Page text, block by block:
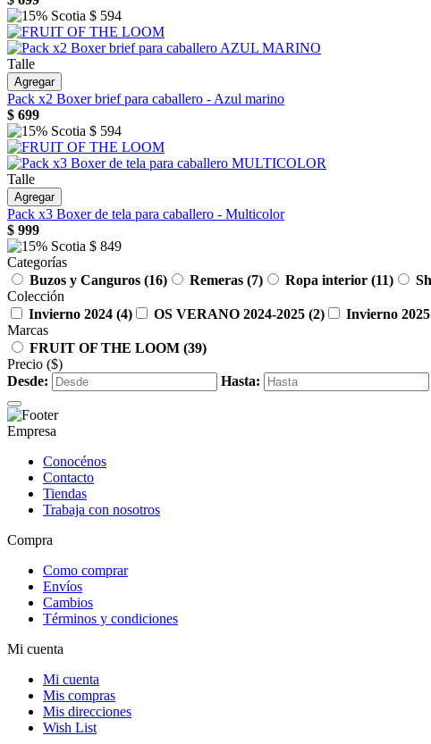
$ 594
Talle
Agregar
Pack x2 Boxer brief para caballero - Azul marino
$ 699
$ 594
Talle
Agregar
Pack x3 Boxer de tela para caballero - Multicolor
$ 999
$ 849
Categorías
Buzos y Canguros (16) Remeras (7) Ropa interior (11)
Colección
Invierno 2024 (4) OS VERANO 2024-2025 (2) Invierno 2025
Marcas
FRUIT OF THE LOOM (39)
Precio ($)
Desde:
Hasta:
Empresa
Conocénos
Contacto
Tiendas
Trabaja con nosotros
Compra
Como comprar
Envíos
Cambios
Términos y condiciones
Mi cuenta
Mi cuenta
Mis compras
Mis direcciones
Wish List